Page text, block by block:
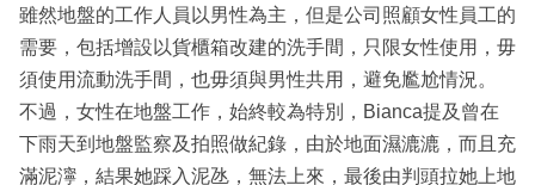
雖然地盤的工作人員以男性為主，但是公司照顧女性員工的
需要，包括增設以貨櫃箱改建的洗手間，只限女性使用，毋
須使用流動洗手間，也毋須與男性共用，避免尷尬情況。
不過，女性在地盤工作，始終較為特別，Bianca提及曾在
下雨天到地盤監察及拍照做紀錄，由於地面濕漉漉，而且充
滿泥濘，結果她踩入泥氹，無法上來，最後由判頭拉她上地